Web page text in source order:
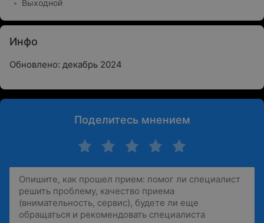
Выходной
Инфо
Обновлено: декабрь 2024
Поделитесь мнением